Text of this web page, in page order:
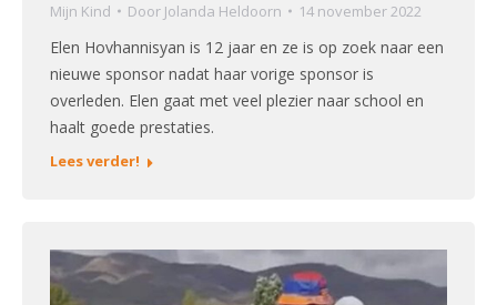
Mijn Kind Door Jolanda Heldoorn 14 november 2022
Elen Hovhannisyan is 12 jaar en ze is op zoek naar een
nieuwe sponsor nadat haar vorige sponsor is
overleden. Elen gaat met veel plezier naar school en
haalt goede prestaties.
Lees verder!